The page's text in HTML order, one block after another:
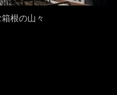
根の山々